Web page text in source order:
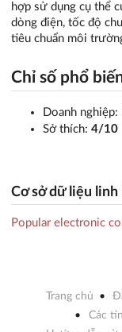
hợp sử dụng cụ thể
dòng điện, tốc độ
tiêu chuẩn môi
Chỉ số phổ
Doanh nghiệp:
Sở thích: 4/10
Cơ sở dữ liệu
Popular electronic
Trang chủ
Các